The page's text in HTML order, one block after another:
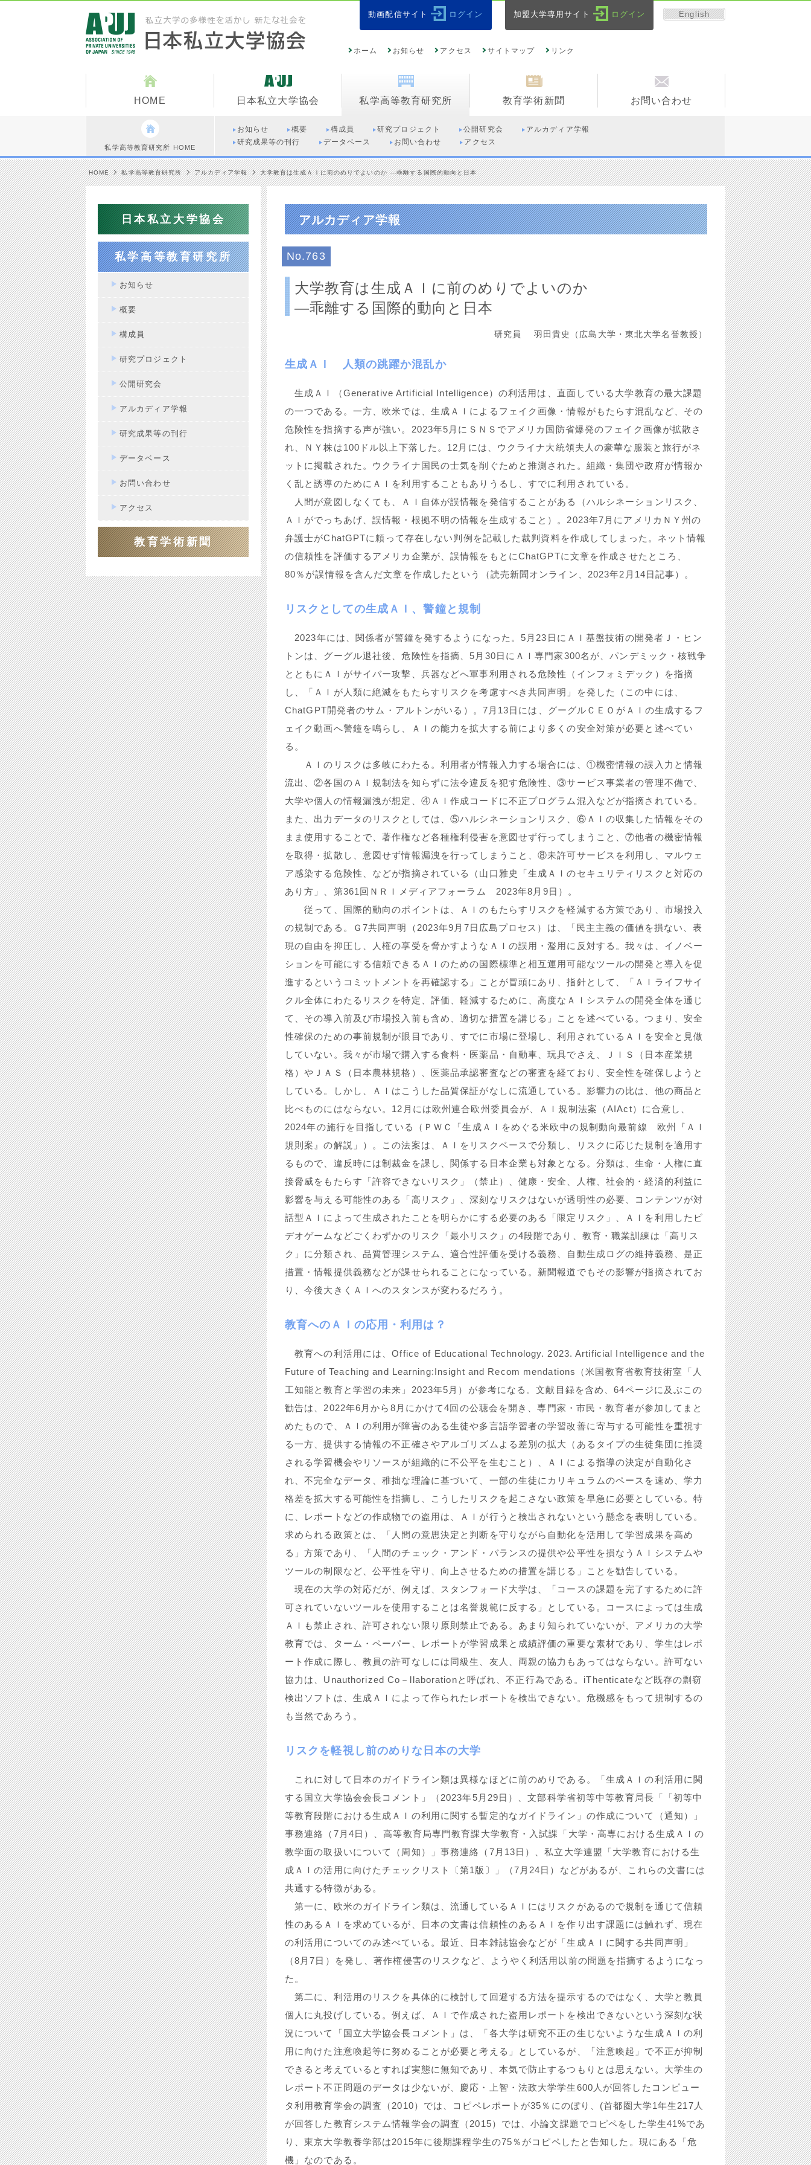
動画配信サイト ログイン 加盟大学専用サイト ログイン English
ホーム お知らせ アクセス サイトマップ リンク
HOME 日本私立大学協会 私学高等教育研究所 教育学術新聞 お問い合わせ
私学高等教育研究所 HOME
お知らせ 概要 構成員 研究プロジェクト 公開研究会
アルカディア学報
研究成果等の刊行
データベース お問い合わせ アクセス
HOME 私学高等教育研究所 アルカディア学報 大学教育は生成ＡＩに前のめりでよいのか ―乖離する国際的動向と日本
日本私立大学協会
私学高等教育研究所
お知らせ
概要
構成員
研究プロジェクト
公開研究会
アルカディア学報
研究成果等の刊行
データベース
お問い合わせ
アクセス
教育学術新聞
アルカディア学報
No.763
大学教育は生成ＡＩに前のめりでよいのか
―乖離する国際的動向と日本
研究員 羽田貴史（広島大学・東北大学名誉教授）
生成ＡＩ 人類の跳躍か混乱か
生成ＡＩ（Generative Artificial Intelligence）の利活用は、直面している大学教育の最大課題
の一つである。一方、欧米では、生成ＡＩによるフェイク画像・情報がもたらす混乱など、その
危険性を指摘する声が強い。2023年5月にＳＮＳでアメリカ国防省爆発のフェイク画像が拡散さ
れ、ＮＹ株は100ドル以上下落した。12月には、ウクライナ大統領夫人の豪華な服装と旅行がネ
ットに掲載された。ウクライナ国民の士気を削ぐためと推測された。組織・集団や政府が情報か
く乱と誘導のためにＡＩを利用することもありうるし、すでに利用されている。
人間が意図しなくても、ＡＩ自体が誤情報を発信することがある（ハルシネーションリスク、
ＡＩがでっちあげ、誤情報・根拠不明の情報を生成すること）。2023年7月にアメリカＮＹ州の
弁護士がChatGPTに頼って存在しない判例を記載した裁判資料を作成してしまった。ネット情報
の信頼性を評価するアメリカ企業が、誤情報をもとにChatGPTに文章を作成させたところ、
80％が誤情報を含んだ文章を作成したという（読売新聞オンライン、2023年2月14日記事）。
リスクとしての生成ＡＩ、警鐘と規制
2023年には、関係者が警鐘を発するようになった。5月23日にＡＩ基盤技術の開発者Ｊ・ヒン
トンは、グーグル退社後、危険性を指摘、5月30日にＡＩ専門家300名が、パンデミック・核戦争
とともにＡＩがサイバー攻撃、兵器などへ軍事利用される危険性（インフォミデック）を指摘
し、「ＡＩが人類に絶滅をもたらすリスクを考慮すべき共同声明」を発した（この中には、
ChatGPT開発者のサム・アルトンがいる）。7月13日には、グーグルＣＥＯがＡＩの生成するフ
ェイク動画へ警鐘を鳴らし、ＡＩの能力を拡大する前により多くの安全対策が必要と述べてい
る。
ＡＩのリスクは多岐にわたる。利用者が情報入力する場合には、①機密情報の誤入力と情報
流出、②各国のＡＩ規制法を知らずに法令違反を犯す危険性、③サービス事業者の管理不備で、
大学や個人の情報漏洩が想定、④ＡＩ作成コードに不正プログラム混入などが指摘されている。
また、出力データのリスクとしては、⑤ハルシネーションリスク、⑥ＡＩの収集した情報をその
まま使用することで、著作権など各種権利侵害を意図せず行ってしまうこと、⑦他者の機密情報
を取得・拡散し、意図せず情報漏洩を行ってしまうこと、⑧未許可サービスを利用し、マルウェ
ア感染する危険性、などが指摘されている（山口雅史「生成ＡＩのセキュリティリスクと対応の
あり方」、第361回ＮＲＩメディアフォーラム 2023年8月9日）。
従って、国際的動向のポイントは、ＡＩのもたらすリスクを軽減する方策であり、市場投入
の規制である。Ｇ7共同声明（2023年9月7日広島プロセス）は、「民主主義の価値を損ない、表
現の自由を抑圧し、人権の享受を脅かすようなＡＩの誤用・濫用に反対する。我々は、イノベー
ションを可能にする信頼できるＡＩのための国際標準と相互運用可能なツールの開発と導入を促
進するというコミットメントを再確認する」ことが冒頭にあり、指針として、「ＡＩライフサイ
クル全体にわたるリスクを特定、評価、軽減するために、高度なＡＩシステムの開発全体を通じ
て、その導入前及び市場投入前も含め、適切な措置を講じる」ことを述べている。つまり、安全
性確保のための事前規制が眼目であり、すでに市場に登場し、利用されているＡＩを安全と見做
していない。我々が市場で購入する食料・医薬品・自動車、玩具でさえ、ＪＩＳ（日本産業規
格）やＪＡＳ（日本農林規格）、医薬品承認審査などの審査を経ており、安全性を確保しようと
している。しかし、ＡＩはこうした品質保証がなしに流通している。影響力の比は、他の商品と
比べものにはならない。12月には欧州連合欧州委員会が、ＡＩ規制法案（AIAct）に合意し、
2024年の施行を目指している（ＰＷＣ「生成ＡＩをめぐる米欧中の規制動向最前線 欧州『ＡＩ
規則案』の解説」）。この法案は、ＡＩをリスクベースで分類し、リスクに応じた規制を適用す
るもので、違反時には制裁金を課し、関係する日本企業も対象となる。分類は、生命・人権に直
接脅威をもたらす「許容できないリスク」（禁止）、健康・安全、人権、社会的・経済的利益に
影響を与える可能性のある「高リスク」、深刻なリスクはないが透明性の必要、コンテンツが対
話型ＡＩによって生成されたことを明らかにする必要のある「限定リスク」、ＡＩを利用したビ
デオゲームなどごくわずかのリスク「最小リスク」の4段階であり、教育・職業訓練は「高リス
ク」に分類され、品質管理システム、適合性評価を受ける義務、自動生成ログの維持義務、是正
措置・情報提供義務などが課せられることになっている。新聞報道でもその影響が指摘されてお
り、今後大きくＡＩへのスタンスが変わるだろう。
教育へのＡＩの応用・利用は？
教育への利活用には、Office of Educational Technology. 2023. Artificial Intelligence and the
Future of Teaching and Learning:Insight and Recom mendations
（米国教育省教育技術室「人
工知能と教育と学習の未来」2023年5月）が参考になる。文献目録を含め、64ページに及ぶこの
勧告は、2022年6月から8月にかけて4回の公聴会を開き、専門家・市民・教育者が参加してまと
めたもので、ＡＩの利用が障害のある生徒や多言語学習者の学習改善に寄与する可能性を重視す
る一方、提供する情報の不正確さやアルゴリズムよる差別の拡大（あるタイプの生徒集団に推奨
される学習機会やリソースが組織的に不公平を生むこと）、ＡＩによる指導の決定が自動化さ
れ、不完全なデータ、稚拙な理論に基づいて、一部の生徒にカリキュラムのペースを速め、学力
格差を拡大する可能性を指摘し、こうしたリスクを起こさない政策を早急に必要としている。特
に、レポートなどの作成物での盗用は、ＡＩが行うと検出されないという懸念を表明している。
求められる政策とは、「人間の意思決定と判断を守りながら自動化を活用して学習成果を高め
る」方策であり、「人間のチェック・アンド・バランスの提供や公平性を損なうＡＩシステムや
ツールの制限など、公平性を守り、向上させるための措置を講じる」ことを勧告している。
現在の大学の対応だが、例えば、スタンフォード大学は、「コースの課題を完了するために許
可されていないツールを使用することは名誉規範に反する」としている。コースによっては生成
ＡＩも禁止され、許可されない限り原則禁止である。あまり知られていないが、アメリカの大学
教育では、ターム・ペーパー、レポートが学習成果と成績評価の重要な素材であり、学生はレポ
ート作成に際し、教員の許可なしには同級生、友人、両親の協力もあってはならない。許可ない
協力は、Unauthorized Co－llaborationと呼ばれ、不正行為である。iThenticateなど既存の剽窃
検出ソフトは、生成ＡＩによって作られたレポートを検出できない。危機感をもって規制するの
も当然であろう。
リスクを軽視し前のめりな日本の大学
これに対して日本のガイドライン類は異様なほどに前のめりである。「生成ＡＩの利活用に関
する国立大学協会会長コメント」（2023年5月29日）、文部科学省初等中等教育局長「「初等中
等教育段階における生成ＡＩの利用に関する暫定的なガイドライン」の作成について（通知）」
事務連絡（7月4日）、高等教育局専門教育課大学教育・入試課「大学・高専における生成ＡＩの
教学面の取扱いについて（周知）」事務連絡（7月13日）、私立大学連盟「大学教育における生
成ＡＩの活用に向けたチェックリスト〔第1版〕」（7月24日）などがあるが、これらの文書には
共通する特徴がある。
第一に、欧米のガイドライン類は、流通しているＡＩにはリスクがあるので規制を通じて信頼
性のあるＡＩを求めているが、日本の文書は信頼性のあるＡＩを作り出す課題には触れず、現在
の利活用についてのみ述べている。最近、日本雑誌協会などが「生成ＡＩに関する共同声明」
（8月7日）を発し、著作権侵害のリスクなど、ようやく利活用以前の問題を指摘するようになっ
た。
第二に、利活用のリスクを具体的に検討して回避する方法を提示するのではなく、大学と教員
個人に丸投げしている。例えば、ＡＩで作成された盗用レポートを検出できないという深刻な状
況について「国立大学協会長コメント」は、「各大学は研究不正の生じないような生成ＡＩの利
用に向けた注意喚起等に努めることが必要と考える」としているが、「注意喚起」で不正が抑制
できると考えているとすれば実態に無知であり、本気で防止するつもりとは思えない。大学生の
レポート不正問題のデータは少ないが、慶応・上智・法政大学学生600人が回答したコンピュー
タ利用教育学会の調査（2010）では、コピペレポートが35％にのぼり、(首都圏大学1年生217人
が回答した教育システム情報学会の調査（2015）では、小論文課題でコピペをした学生41%であ
り、東京大学教養学部は2015年に後期課程学生の75％がコピペしたと告知した。現にある「危
機」なのである。